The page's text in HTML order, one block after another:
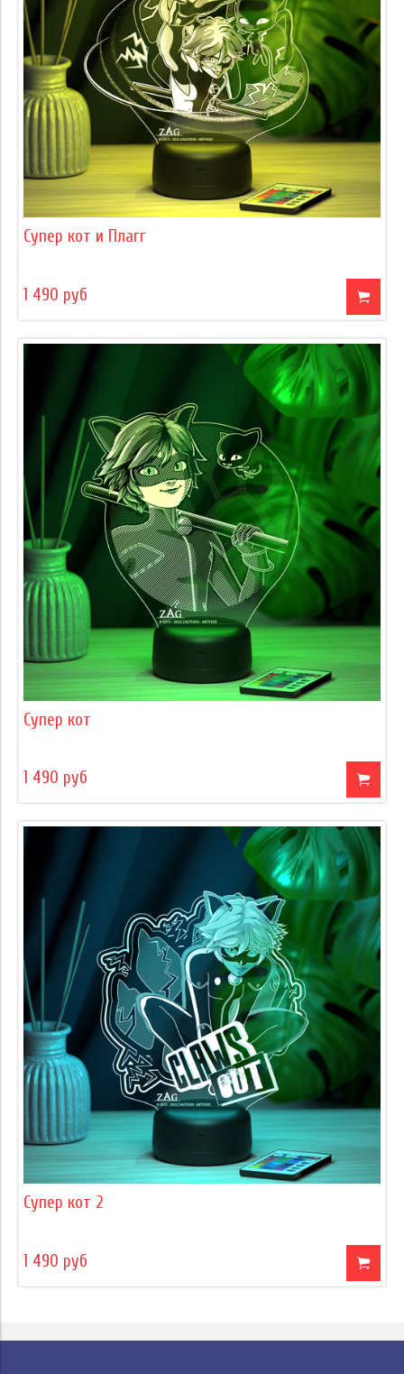
Супер кот и Плагг
1 490 руб
Супер кот
1 490 руб
Супер кот 2
1 490 руб